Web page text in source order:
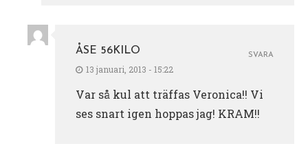
ÅSE 56KILO
13 januari, 2013 - 15:22
Var så kul att träffas Veronica!! Vi
ses snart igen hoppas jag! KRAM!!
SVARA